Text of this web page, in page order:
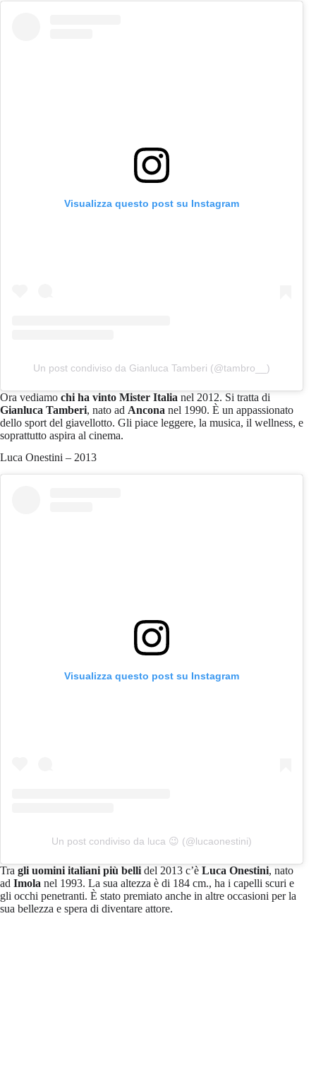
Visualizza questo post su Instagram
Un post condiviso da Gianluca Tamberi (@tambro__)
Ora vediamo chi ha vinto Mister Italia nel 2012. Si tratta di
Gianluca Tamberi, nato ad Ancona nel 1990. È un appassionato
dello sport del giavellotto. Gli piace leggere, la musica, il wellness, e
soprattutto aspira al cinema.
Luca Onestini – 2013
Visualizza questo post su Instagram
Un post condiviso da luca 😉 (@lucaonestini)
Tra gli uomini italiani più belli del 2013 c’è Luca Onestini, nato
ad Imola nel 1993. La sua altezza è di 184 cm., ha i capelli scuri e
gli occhi penetranti. È stato premiato anche in altre occasioni per la
sua bellezza e spera di diventare attore.